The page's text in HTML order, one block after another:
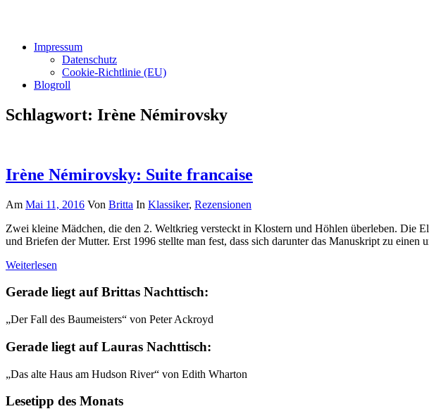
Impressum
Datenschutz
Cookie-Richtlinie (EU)
Blogroll
Schlagwort: Irène Némirovsky
Irène Némirovsky: Suite francaise
Am Mai 11, 2016 Von Britta In Klassiker, Rezensionen
Zwei kleine Mädchen, die den 2. Weltkrieg versteckt in Klostern und Höhlen überleben. Die
und Briefen der Mutter. Erst 1996 stellte man fest, dass sich darunter das Manuskript zu
Weiterlesen
Gerade liegt auf Brittas Nachttisch:
„Der Fall des Baumeisters“ von Peter Ackroyd
Gerade liegt auf Lauras Nachttisch:
„Das alte Haus am Hudson River“ von Edith Wharton
Lesetipp des Monats